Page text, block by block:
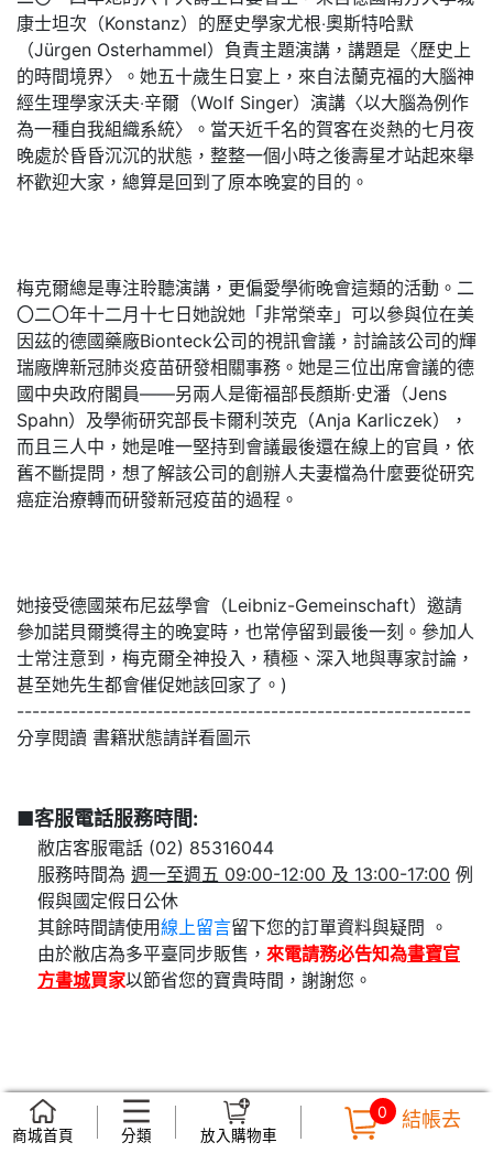
康士坦次（Konstanz）的歷史學家尤根‧奧斯特哈默
（Jürgen Osterhammel）負責主題演講，講題是〈歷史上
的時間境界〉。她五十歲生日宴上，來自法蘭克福的大腦神
經生理學家沃夫‧辛爾（Wolf Singer）演講〈以大腦為例作
為一種自我組織系統〉。當天近千名的賀客在炎熱的七月夜
晚處於昏昏沉沉的狀態，整整一個小時之後壽星才站起來舉
杯歡迎大家，總算是回到了原本晚宴的目的。
梅克爾總是專注聆聽演講，更偏愛學術晚會這類的活動。二
〇二〇年十二月十七日她說她「非常榮幸」可以參與位在美
因茲的德國藥廠Bionteck公司的視訊會議，討論該公司的輝
瑞廠牌新冠肺炎疫苗研發相關事務。她是三位出席會議的德
國中央政府閣員——另兩人是衛福部長顏斯‧史潘（Jens
Spahn）及學術研究部長卡爾利茨克（Anja Karliczek），
而且三人中，她是唯一堅持到會議最後還在線上的官員，依
舊不斷提問，想了解該公司的創辦人夫妻檔為什麼要從研究
癌症治療轉而研發新冠疫苗的過程。
她接受德國萊布尼茲學會（Leibniz-Gemeinschaft）邀請
參加諾貝爾獎得主的晚宴時，也常停留到最後一刻。參加人
士常注意到，梅克爾全神投入，積極、深入地與專家討論，
甚至她先生都會催促她該回家了。)
-----------------------------------------------------------
分享閱讀 書籍狀態請詳看圖示
■客服電話服務時間:
敝店客服電話 (02) 85316044
服務時間為 週一至週五 09:00-12:00 及 13:00-17:00 例
假與國定假日公休
其餘時間請使用線上留言
留下您的訂單資料與疑問 。
由於敝店為多平臺同步販售， 來電請務必告知為書寶官
方書城買家以節省您的寶貴時間，謝謝您。
商城首頁 分類 放入購物車
0 結帳去